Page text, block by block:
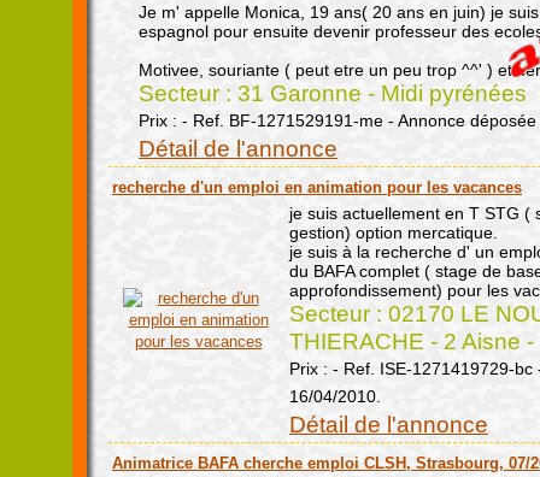
Je m' appelle Monica, 19 ans( 20 ans en juin) je
espagnol pour ensuite devenir professeur des
Motivee, souriante ( peut etre un peu trop ^^' ) et
Secteur : 31 Garonne - Midi pyrénées
Prix : - Ref. BF-1271529191-me - Annonce
Détail de l'annonce
recherche d'un emploi en animation pour les vacances
je suis actuellement en T STG (
gestion) option mercatique.
je suis à la recherche d' un
du BAFA complet ( stage de
approfondissement) pour les
Secteur : 02170 LE
THIERACHE - 2 Aisne
Prix : - Ref. ISE-1271419729-bc
16/04/2010.
Détail de l'annonce
Animatrice BAFA cherche emploi CLSH, Strasbourg, 07/